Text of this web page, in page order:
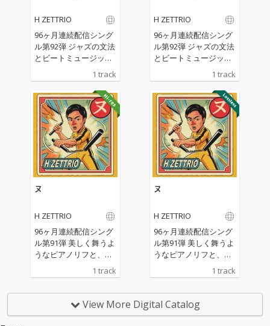
H ZETTRIO
96ヶ月連続配信シング
ル第92弾 ジャズの文法
とビートミュージック
的な一曲 目まぐるしく
展開を繰り返しなが
ら、楽曲は既存の枠組
みから逸脱し、予測不
能な領域へと広がって
いく。
1 track
H ZETTRIO
96ヶ月連続配信シング
ル第92弾 ジャズの文法
とビートミュージック
の感覚が交錯する実験
的な一曲 目まぐるしく
展開を繰り返しなが
ら、楽曲は既存の枠組
みから逸脱し、予測不
能な領域へと広がって
いく。
1 track
ヌ
H ZETTRIO
96ヶ月連続配信シング
ル第91弾 美しく舞うよ
うなピアノリフと、土
リズム、そして軽やか
なすアンサンブルは、
ポジティブなエネルギ
1 track
ヌ
H ZETTRIO
96ヶ月連続配信シング
ル第91弾 美しく舞うよ
うなピアノリフと、土
着的な躍動感を宿した
リズム、そして軽やか
なすアンサンブルは、
ポジティブなエネルギ
1 track
View More Digital Catalog